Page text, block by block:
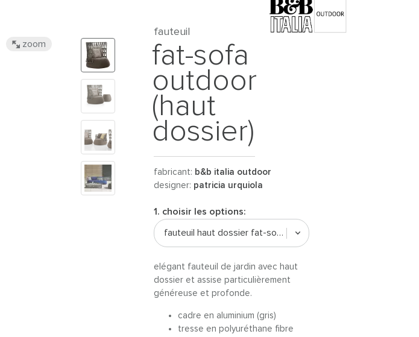
zoom
fauteuil
fat-sofa
outdoor
(haut
dossier)
fabricant: b&b italia outdoor
designer: patricia urquiola
1. choisir les options:
fauteuil haut dossier fat-sofa outdoor
elégant fauteuil de jardin avec haut
dossier et assise particulièrement
généreuse et profonde.
cadre en aluminium (gris)
tresse en polyuréthane fibre